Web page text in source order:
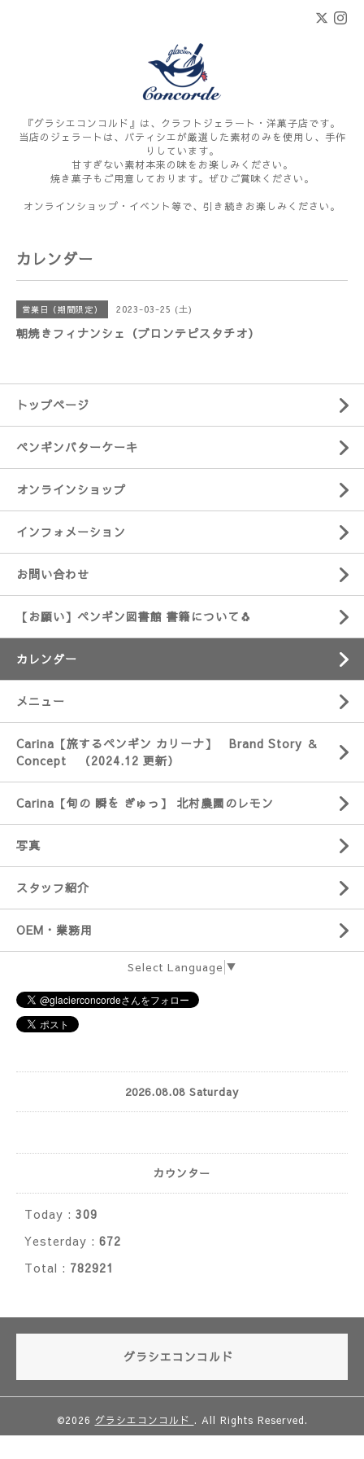
『グラシエコンコルド』は、クラフトジェラート・洋菓子店です。
当店のジェラートは、パティシエが厳選した素材のみを使用し、手作
りしています。
甘すぎない素材本来の味をお楽しみください。
焼き菓子もご用意しております。ぜひご賞味ください。
オンラインショップ・イベント等で、引き続きお楽しみください。
カレンダー
営業日（期間限定） 2023-03-25 (土)
朝焼きフィナンシェ（ブロンテピスタチオ）
トップページ
ペンギンバターケーキ
オンラインショップ
インフォメーション
お問い合わせ
【お願い】ペンギン図書館 書籍について🐧
カレンダー
メニュー
Carina【旅するペンギン カリーナ】 Brand Story ＆
Concept （2024.12 更新）
Carina【旬の 瞬を ぎゅっ】 北村農園のレモン
写真
スタッフ紹介
OEM・業務用
Select Language ▼
2026.08.08 Saturday
カウンター
Today : 309
Yesterday : 672
Total : 782921
グラシエコンコルド
©2026 グラシエコンコルド . All Rights Reserved.